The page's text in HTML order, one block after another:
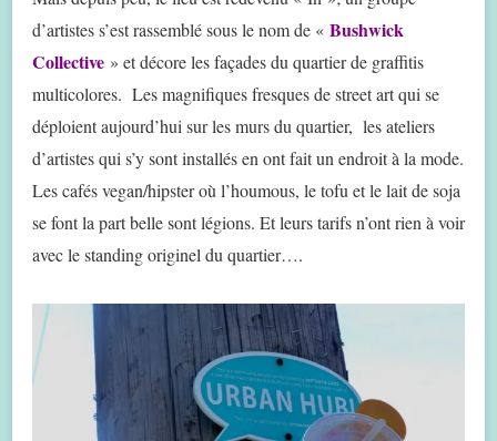
d’artistes s’est rassemblé sous le nom de « Bushwick
Collective » et décore les façades du quartier de graffitis
multicolores. Les magnifiques fresques de street art qui se
déploient aujourd’hui sur les murs du quartier, les ateliers
d’artistes qui s’y sont installés en ont fait un endroit à la mode.
Les cafés vegan/hipster où l’houmous, le tofu et le lait de soja
se font la part belle sont légions. Et leurs tarifs n’ont rien à voir
avec le standing originel du quartier….